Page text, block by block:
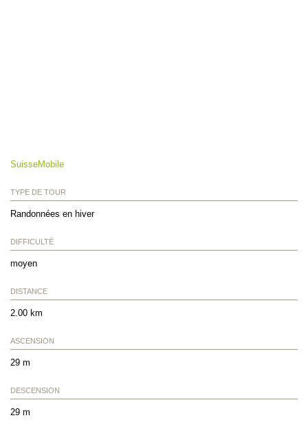
SuisseMobile
TYPE DE TOUR
Randonnées en hiver
DIFFICULTÉ
moyen
DISTANCE
2.00 km
ASCENSION
29 m
DESCENSION
29 m